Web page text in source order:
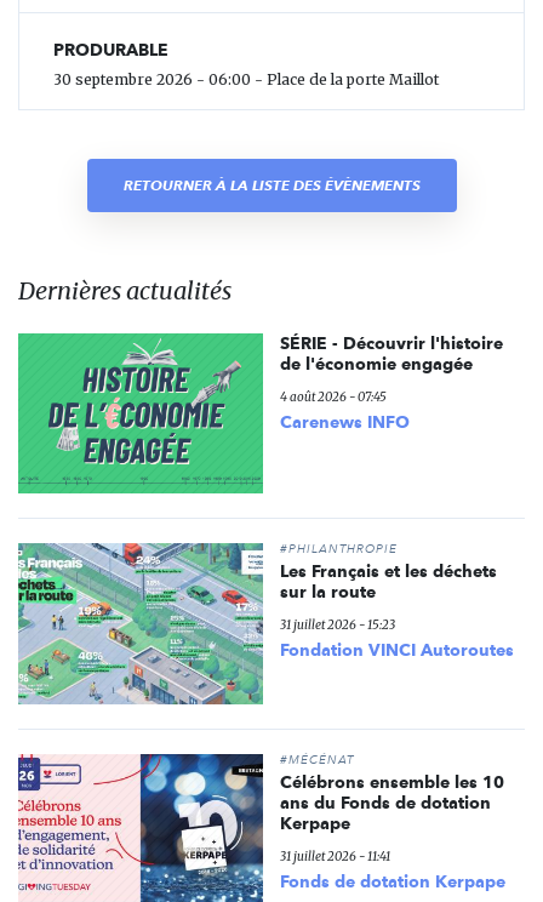
PRODURABLE
30 septembre 2026 - 06:00 - Place de la porte Maillot
RETOURNER À LA LISTE DES ÉVÈNEMENTS
Dernières actualités
SÉRIE - Découvrir l'histoire
de l'économie engagée
4 août 2026 - 07:45
Carenews INFO
#PHILANTHROPIE
Les Français et les déchets
sur la route
31 juillet 2026 - 15:23
Fondation VINCI Autoroutes
#MÉCÉNAT
Célébrons ensemble les 10
ans du Fonds de dotation
Kerpape
31 juillet 2026 - 11:41
Fonds de dotation Kerpape